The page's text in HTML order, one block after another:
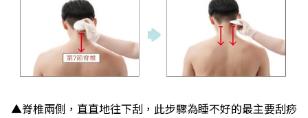
▲脊椎兩側，直直地往下刮，此步驟為睡不好的最主要刮痧